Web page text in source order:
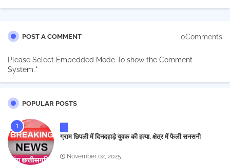
POST A COMMENT 0Comments
Please Select Embedded Mode To show the Comment
System.*
POPULAR POSTS
ग्राम छिपली में दिनदहाड़े युवक की हत्या, क्षेत्र में फैली सनसनी
November 02, 2025